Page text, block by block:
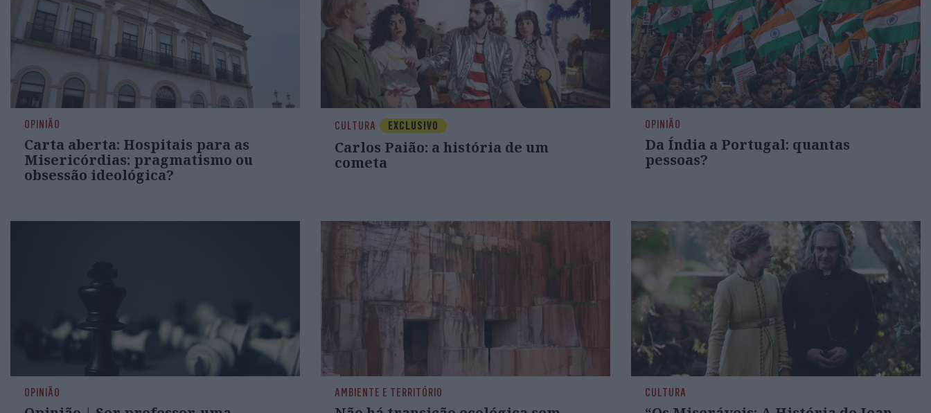
OPINIÃO
Carta aberta: Hospitais para as
Misericórdias: pragmatismo ou
obsessão ideológica?
CULTURA EXCLUSIVO
Carlos Paião: a história de um
cometa
OPINIÃO
Da Índia a Portugal: quantas
pessoas?
OPINIÃO AMBIENTE E TERRITÓRIO CULTURA